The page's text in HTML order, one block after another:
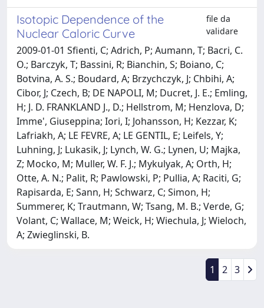
Isotopic Dependence of the
Nuclear Caloric Curve
file da
validare
2009-01-01 Sfienti, C; Adrich, P; Aumann, T; Bacri, C.
O.; Barczyk, T; Bassini, R; Bianchin, S; Boiano, C;
Botvina, A. S.; Boudard, A; Brzychczyk, J; Chbihi, A;
Cibor, J; Czech, B; DE NAPOLI, M; Ducret, J. E.; Emling,
H; J. D. FRANKLAND J., D.; Hellstrom, M; Henzlova, D;
Imme', Giuseppina; Iori, I; Johansson, H; Kezzar, K;
Lafriakh, A; LE FEVRE, A; LE GENTIL, E; Leifels, Y;
Luhning, J; Lukasik, J; Lynch, W. G.; Lynen, U; Majka,
Z; Mocko, M; Muller, W. F. J.; Mykulyak, A; Orth, H;
Otte, A. N.; Palit, R; Pawlowski, P; Pullia, A; Raciti, G;
Rapisarda, E; Sann, H; Schwarz, C; Simon, H;
Summerer, K; Trautmann, W; Tsang, M. B.; Verde, G;
Volant, C; Wallace, M; Weick, H; Wiechula, J; Wieloch,
A; Zwieglinski, B.
1 2 3